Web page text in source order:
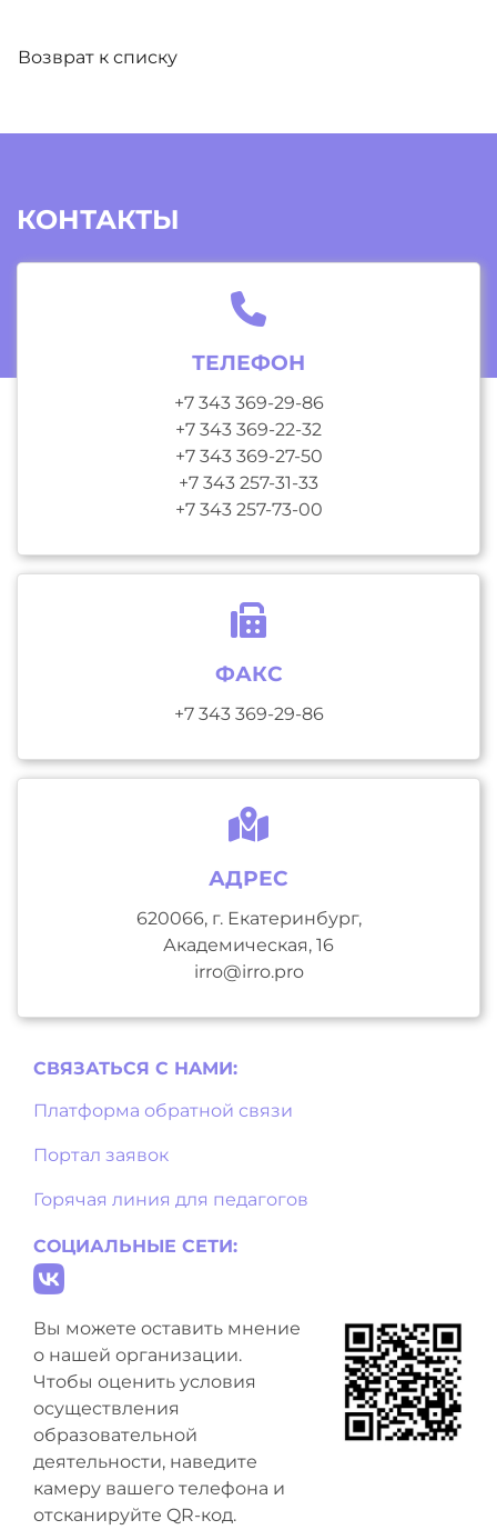
Возврат к списку
КОНТАКТЫ
ТЕЛЕФОН
+7 343 369-29-86
+7 343 369-22-32
+7 343 369-27-50
+7 343 257-31-33
+7 343 257-73-00
ФАКС
+7 343 369-29-86
АДРЕС
620066, г. Екатеринбург,
Академическая, 16
irro@irro.pro
СВЯЗАТЬСЯ С НAМИ:
Платформа обратной связи
Портал заявок
Горячая линия для педагогов
СОЦИАЛЬНЫЕ СЕТИ:
Вы можете оставить мнение
о нашей организации.
Чтобы оценить условия
осуществления
образовательной
деятельности, наведите
камеру вашего телефона и
отсканируйте QR-код.